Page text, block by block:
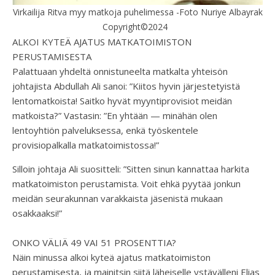
Virkailija Ritva myy matkoja puhelimessa -Foto Nuriye Albayrak
Copyright©2024
ALKOI KYTEÄ AJATUS MATKATOIMISTON
PERUSTAMISESTA
Palattuaan yhdeltä onnistuneelta matkalta yhteisön
johtajista Abdullah Ali sanoi: ”Kiitos hyvin järjestetyistä
lentomatkoista! Saitko hyvät myyntiprovisiot meidän
matkoista?” Vastasin: ”En yhtään — minähän olen
lentoyhtiön palveluksessa, enkä työskentele
provisiopalkalla matkatoimistossa!”
Silloin johtaja Ali suositteli: ”Sitten sinun kannattaa harkita
matkatoimiston perustamista. Voit ehkä pyytää jonkun
meidän seurakunnan varakkaista jäsenistä mukaan
osakkaaksi!”
ONKO VÄLIÄ 49 VAI 51 PROSENTTIA?
Näin minussa alkoi kyteä ajatus matkatoimiston
perustamisesta, ja mainitsin siitä läheiselle ystävälleni Elias